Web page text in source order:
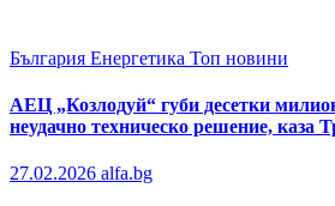
България Енергетика Топ новини
АЕЦ „Козлодуй“ губи десетки
неудачно техническо решение, каза
27.02.2026 alfa.bg